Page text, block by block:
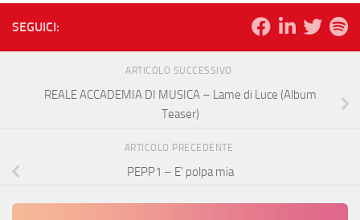
SEGUICI:
ARTICOLO SUCCESSIVO
REALE ACCADEMIA DI MUSICA – Lame di Luce (Album
Teaser)
ARTICOLO PRECEDENTE
PEPP1 – E’ polpa mia